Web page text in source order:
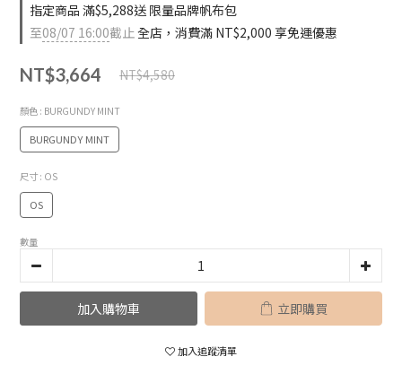
指定商品 滿$5,288送 限量品牌帆布包
至08/07 16:00截止全店，消費滿 NT$2,000 享免運優惠
NT$3,664 NT$4,580
顏色 : BURGUNDY MINT
BURGUNDY MINT
尺寸 : OS
OS
數量
加入購物車 立即購買
加入追蹤清單